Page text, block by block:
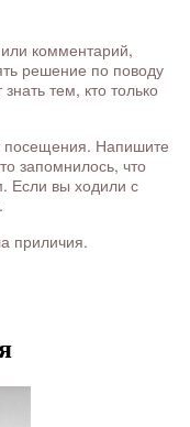
комментарий,
решение по поводу
тем, кто только
посещения. Напишите
запомнилось, что
Если вы ходили с
приличия.